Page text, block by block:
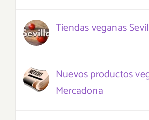
Tiendas veganas
Nuevos productos
Mercadona